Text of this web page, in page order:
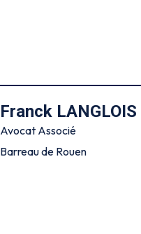
Franck LANGLOIS
Avocat Associé
Barreau de Rouen